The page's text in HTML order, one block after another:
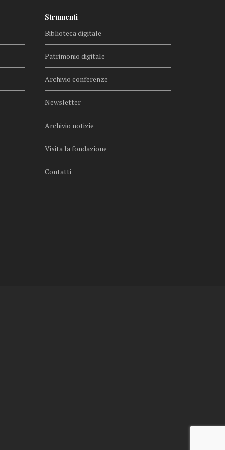
Strumenti
Biblioteca digitale
Patrimonio digitale
Archivio conferenze
Newsletter
Archivio notizie
Visita la fondazione
Contatti